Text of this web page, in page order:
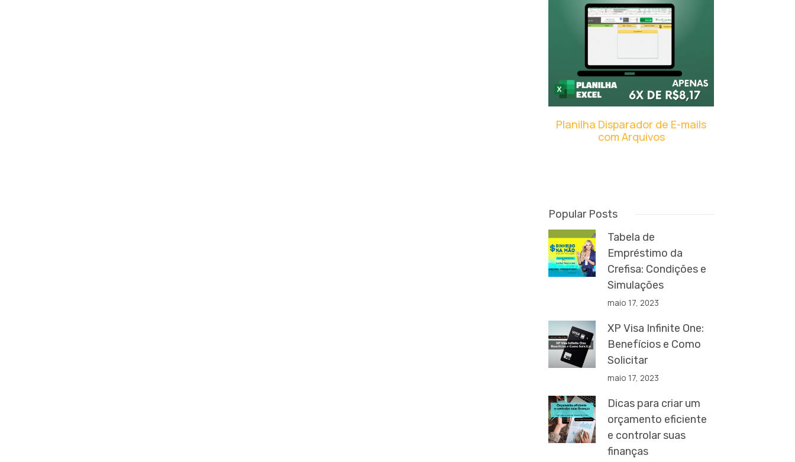
Planilha Disparador de E-mails
com Arquivos
Popular Posts
Tabela de
Empréstimo da
Crefisa: Condições e
Simulações
maio 17, 2023
XP Visa Infinite One:
Benefícios e Como
Solicitar
maio 17, 2023
Dicas para criar um
orçamento eficiente
e controlar suas
finanças